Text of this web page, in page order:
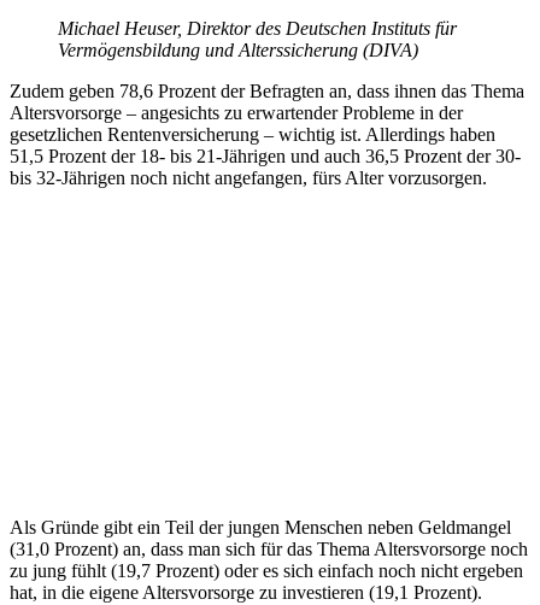
Michael Heuser, Direktor des Deutschen Instituts für
Vermögensbildung und Alterssicherung (DIVA)
Zudem geben 78,6 Prozent der Befragten an, dass ihnen das Thema
Altersvorsorge – angesichts zu erwartender Probleme in der
gesetzlichen Rentenversicherung – wichtig ist. Allerdings haben
51,5 Prozent der 18- bis 21-Jährigen und auch 36,5 Prozent der 30-
bis 32-Jährigen noch nicht angefangen, fürs Alter vorzusorgen.
Als Gründe gibt ein Teil der jungen Menschen neben Geldmangel
(31,0 Prozent) an, dass man sich für das Thema Altersvorsorge noch
zu jung fühlt (19,7 Prozent) oder es sich einfach noch nicht ergeben
hat, in die eigene Altersvorsorge zu investieren (19,1 Prozent).